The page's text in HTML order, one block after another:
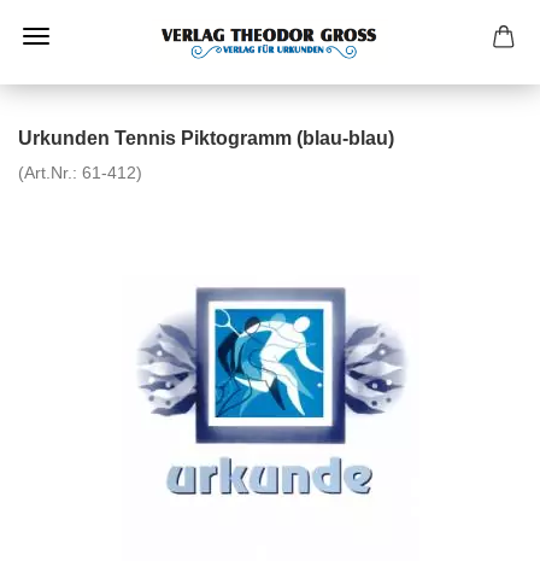
Urkunden Tennis Piktogramm (blau-blau)
(Art.Nr.: 61-412)